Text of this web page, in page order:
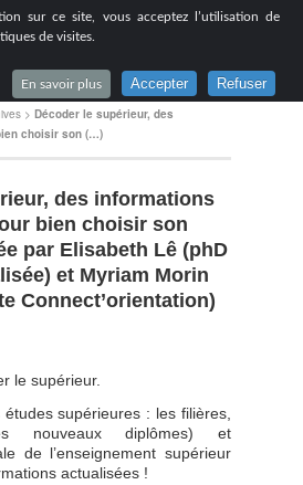
sur ce site, vous acceptez l’utilisation de
de visites.
En savoir plus Accepter Refuser
Parc à Lyon
> Décoder le supérieur, des
choisir son (…)
des informations
bien choisir son
par Elisabeth Lê (phD
et Myriam Morin
Connect’orientation)
le supérieur.
supérieures : les filières,
nouveaux diplômes) et
de l’enseignement supérieur
actualisées !